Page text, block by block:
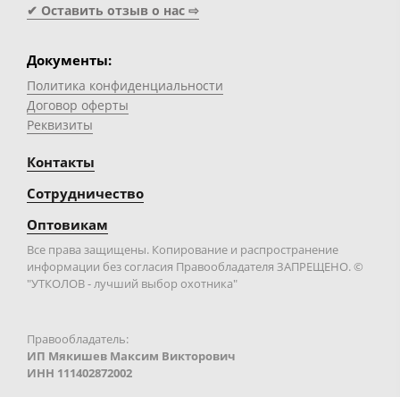
✔ Оставить отзыв о нас ⇨
Документы:
Политика конфиденциальности
Договор оферты
Реквизиты
Контакты
Сотрудничество
Оптовикам
Все права защищены. Копирование и распространение
информации без согласия Правообладателя ЗАПРЕЩЕНО. ©
"УТКОЛОВ - лучший выбор охотника"
Правообладатель:
ИП Мякишев Максим Викторович
ИНН 111402872002